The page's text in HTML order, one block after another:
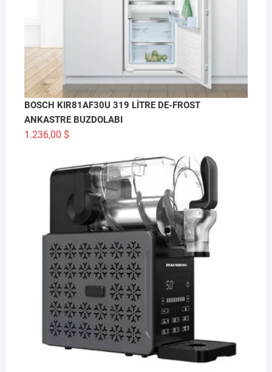
BOSCH KIR81AF30U 319 LİTRE DE-FROST
ANKASTRE BUZDOLABI
1.236,00 $